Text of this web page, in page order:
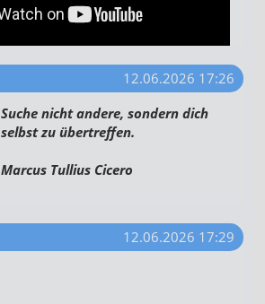
12.06.2026 17:26
Suche nicht andere, sondern dich
selbst zu übertreffen.
Marcus Tullius Cicero
12.06.2026 17:29